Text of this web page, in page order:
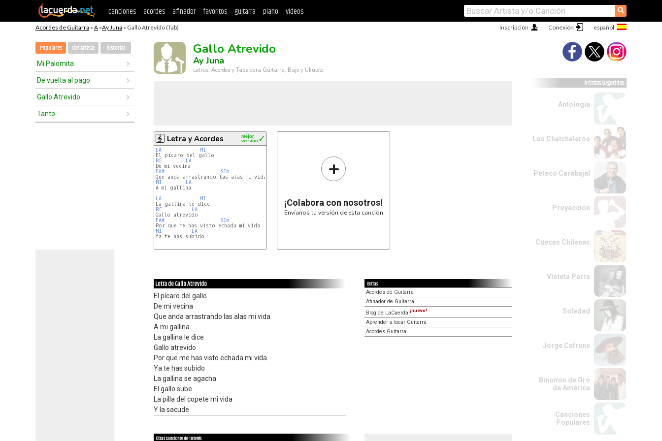
canciones acordes afinador favoritos guitarra piano videos ⚲
Acordes de Guitarra » A »Ay Juna » Gallo Atrevido (Tab) Conexión
Inscripción
Populares del Artista Historial
Mi Palomita
De vuelta al pago
Gallo Atrevido
Tanto
Gallo Atrevido
Ay Juna
Letras, Acordes y Tabs para Guitarra, Bajo y Ukulele
Letra y Acordes ✓
mejor
versión
LA
MI
RE
LA
FA#
SIm
MI
LA
A mi gallina
LA
MI
RE
LA
FA#
SIm
MI
LA
Ya te has subido
+
¡Colabora con nosotros!
Envíanos tu versión de esta canción
Letra de Gallo Atrevido
El pícaro del gallo
De mi vecina
Que anda arrastrando las alas mi vida
A mi gallina
La gallina le dice
Gallo atrevido
Por que me has visto echada mi vida
Ya te has subido
La gallina se agacha
El gallo sube
La pilla del copete mi vida
Y la sacude
Extras
Acordes de Guitarra
Afinador de Guitarra
Blog de LaCuerda ¡nuevo!
Aprender a tocar Guitarra
Acordes Guitarra
Otras canciones de interés
Artistas Sugeridos
Antologia
Los Chalchaleros
Peteco Carabajal
Proyección
Cuecas Chilenas
Violeta Parra
Soledad
Jorge Cafrune
Binomio de Oro
de América
Canciones
Populares